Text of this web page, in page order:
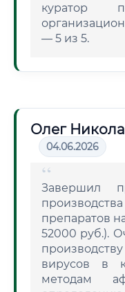
куратор
— 5 из 5.
Олег
04.06.2026
Завершил
препаратов
52000 руб.).
вирусов в
методам